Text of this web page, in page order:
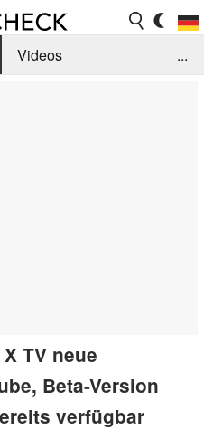
Videos
...
TV neue
Beta-Version
verfügbar